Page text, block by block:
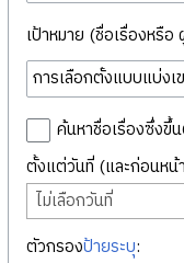
เป้าหมาย (ชื่อเรื่องหรื
ค้นหาชื่อเรื่องซึ่งขึ้
ตั้งแต่วันที่ (และก่อนหน้
ไม่เลือกวันที่
ตัวกรองป้ายระบุ: